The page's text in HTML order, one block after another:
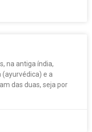
na antiga índia,
e a
das duas, seja por